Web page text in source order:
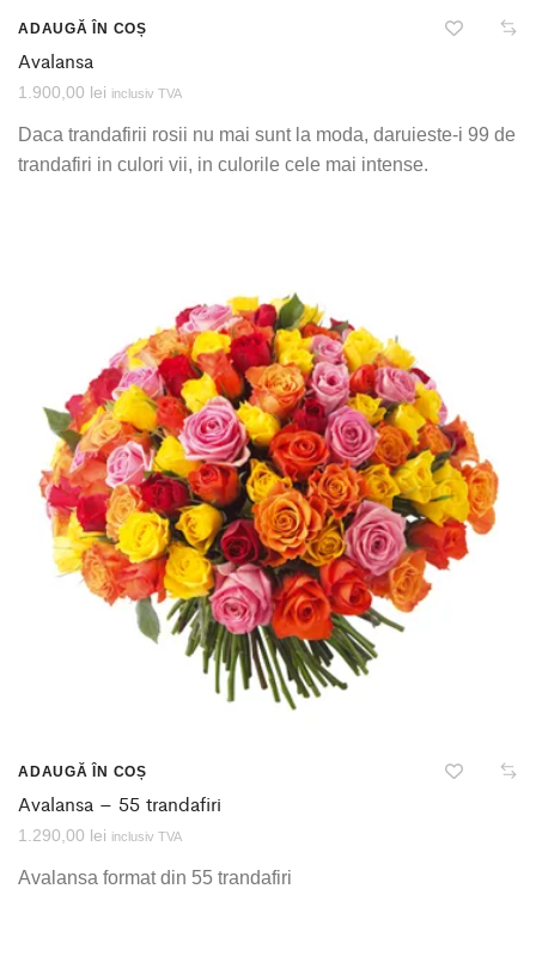
ADAUGĂ ÎN COȘ
Avalansa
1.900,00 lei inclusiv TVA
Daca trandafirii rosii nu mai sunt la moda, daruieste-i 99 de
trandafiri in culori vii, in culorile cele mai intense.
ADAUGĂ ÎN COȘ
Avalansa – 55 trandafiri
1.290,00 lei inclusiv TVA
Avalansa format din 55 trandafiri